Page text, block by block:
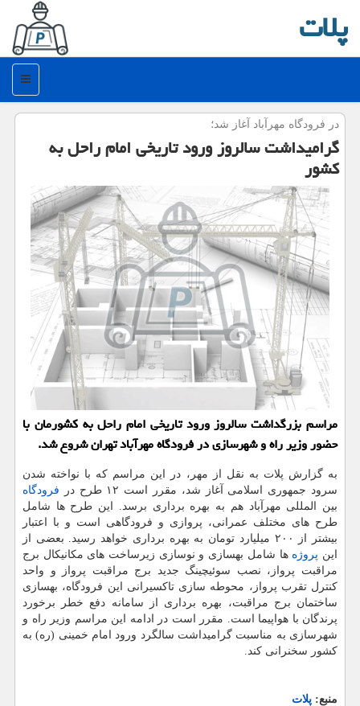
پلات
منو
در فرودگاه مهرآباد آغاز شد؛
گرامیداشت سالروز ورود تاریخی امام راحل به
كشور
مراسم بزرگداشت سالروز ورود تاریخی امام راحل به کشورمان با
حضور وزیر راه و شهرسازی در فرودگاه مهرآباد تهران شروع شد.
به گزارش پلات به نقل از مهر، در این مراسم که با نواخته شدن
سرود جمهوری اسلامی آغاز شد، مقرر است ۱۲ طرح در
فرودگاه
بین المللی مهرآباد هم به بهره برداری برسد. این طرح ها شامل
طرح های مختلف عمرانی، پروازی و فرودگاهی است و با اعتبار
بیشتر از ۲۰۰ میلیارد تومان به بهره برداری خواهد رسید. بعضی از
این پروژه ها شامل بهسازی و نوسازی زیرساخت های مکانیکال برج
مراقبت پرواز، نصب سوئیچینگ جدید برج مراقبت پرواز و واحد
کنترل تقرب پرواز، محوطه سازی تاکسیرانی این فرودگاه، بهسازی
ساختمان برج مراقبت، بهره برداری از سامانه دفع خطر برخورد
پرندگان با هواپیما است. مقرر است در ادامه این مراسم وزیر راه و
شهرسازی به مناسبت گرامیداشت سالگرد ورود امام خمینی (ره) به
کشور سخنرانی کند.
منبع: پلات